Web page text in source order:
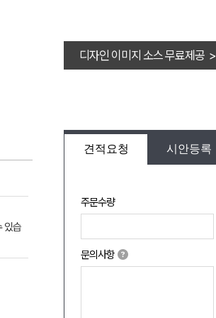
디자인 이미지 소스 무료제공 >
견적요청 시안등록
주문수량
문의사항
있습